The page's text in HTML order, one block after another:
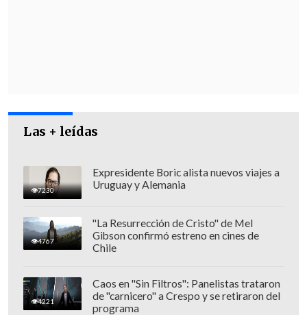
Las + leídas
7230
Expresidente Boric alista nuevos viajes a
Uruguay y Alemania
4767
"La Resurrección de Cristo" de Mel
Gibson confirmó estreno en cines de
Chile
4221
Caos en "Sin Filtros": Panelistas trataron
de "carnicero" a Crespo y se retiraron del
programa